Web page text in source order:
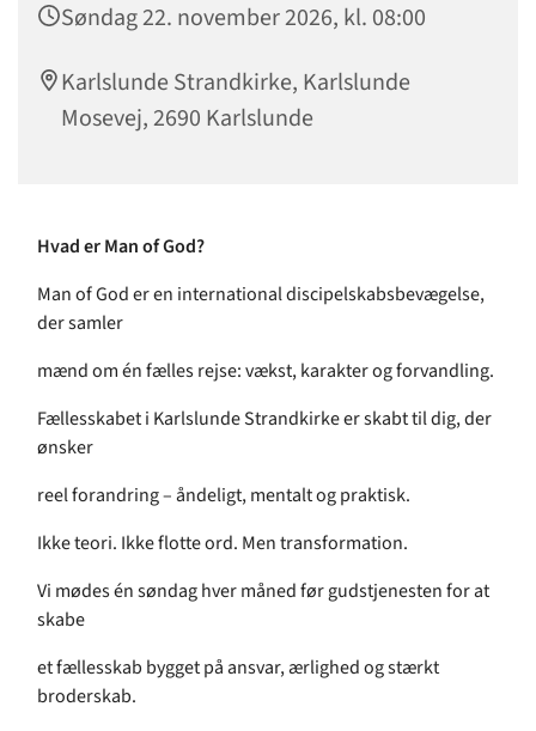
Søndag 22. november 2026, kl. 08:00
Karlslunde Strandkirke, Karlslunde
Mosevej, 2690 Karlslunde
Hvad er Man of God?
Man of God er en international discipelskabsbevægelse,
der samler
mænd om én fælles rejse: vækst, karakter og forvandling.
Fællesskabet i Karlslunde Strandkirke er skabt til dig, der
ønsker
reel forandring – åndeligt, mentalt og praktisk.
Ikke teori. Ikke flotte ord. Men transformation.
Vi mødes én søndag hver måned før gudstjenesten for at
skabe
et fællesskab bygget på ansvar, ærlighed og stærkt
broderskab.